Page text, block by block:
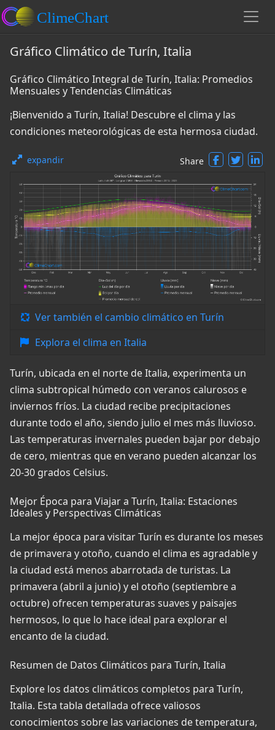
Gráfico Climático de Turín, Italia
Gráfico Climático Integral de Turín, Italia: Promedios
Mensuales y Tendencias Climáticas
¡Bienvenido a Turín, Italia! Descubre el clima y las
condiciones meteorológicas de esta hermosa ciudad.
expandir Share
Ver también el cambio climático en Turín
Explora el clima en Italia
Turín, ubicada en el norte de Italia, experimenta un
clima subtropical húmedo con veranos calurosos e
inviernos fríos. La ciudad recibe precipitaciones
durante todo el año, siendo julio el mes más lluvioso.
Las temperaturas invernales pueden bajar por debajo
de cero, mientras que en verano pueden alcanzar los
20-30 grados Celsius.
Mejor Época para Viajar a Turín, Italia: Estaciones
Ideales y Perspectivas Climáticas
La mejor época para visitar Turín es durante los meses
de primavera y otoño, cuando el clima es agradable y
la ciudad está menos abarrotada de turistas. La
primavera (abril a junio) y el otoño (septiembre a
octubre) ofrecen temperaturas suaves y paisajes
hermosos, lo que lo hace ideal para explorar el
encanto de la ciudad.
Resumen de Datos Climáticos para Turín, Italia
Explore los datos climáticos completos para Turín,
Italia. Esta tabla detallada ofrece valiosos
conocimientos sobre las variaciones de temperatura,